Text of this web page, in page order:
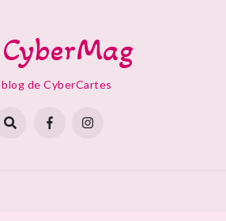
blog de CyberCartes